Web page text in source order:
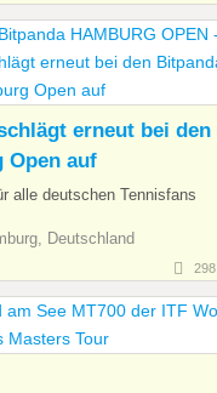
erneut bei den
Open auf
alle deutschen Tennisfans
Deutschland
298